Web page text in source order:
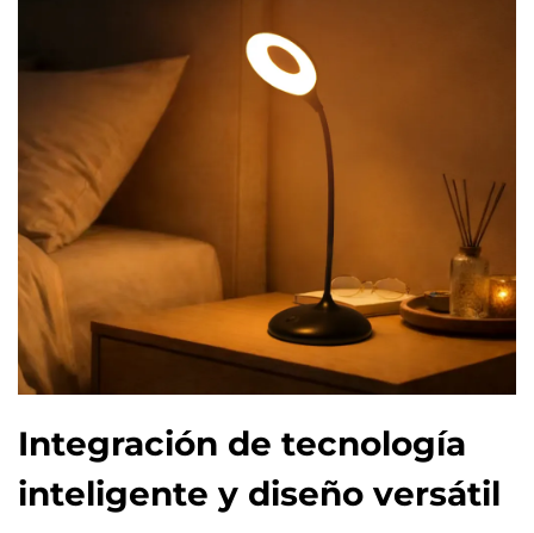
Integración de tecnología
inteligente y diseño versátil